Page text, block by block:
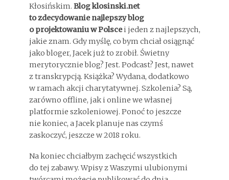
Kłosińskim. Blog klosinski.net
to zdecydowanie najlepszy blog
o projektowaniu w Polscei jeden z najlepszych,
jakie znam. Gdy myślę, co bym chciał osiągnąć
jako bloger, Jacek już to zrobił. Świetny
merytorycznie blog? Jest. Podcast? Jest, nawet
z transkrypcją. Książka? Wydana, dodatkowo
w ramach akcji charytatywnej. Szkolenia? Są,
zarówno offline, jak i online we własnej
platformie szkoleniowej. Ponoć to jeszcze
nie koniec, a Jacek planuje nas czymś
zaskoczyć, jeszcze w 2018 roku.
Na koniec chciałbym zachęcić wszystkich
do tej zabawy. Wpisy z Waszymi ulubionymi